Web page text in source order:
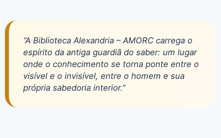
“A Biblioteca Alexandria – AMORC carrega o
espírito da antiga guardiã do saber: um lugar
onde o conhecimento se torna ponte entre o
visível e o invisível, entre o homem e sua
própria sabedoria interior.”